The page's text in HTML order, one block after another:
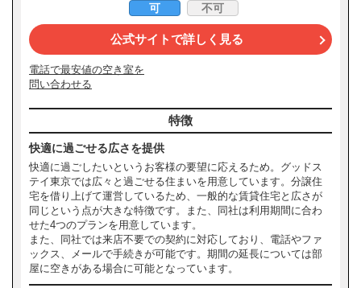
可 不可
公式サイトで詳しく見る
電話で最安値の空き室を
問い合わせる
特徴
快適に過ごせる広さを提供
快適に過ごしたいというお客様の要望に応えるため。グッドス
テイ東京では広々と過ごせる住まいを用意しています。分譲住
宅を借り上げて運営しているため、一般的な賃貸住宅と広さが
同じという点が大きな特徴です。また、同社は利用期間に合わ
せた4つのプランを用意しています。
また、同社では来店不要での契約に対応しており、電話やファ
ックス、メールで手続きが可能です。期間の延長については部
屋に空きがある場合に可能となっています。